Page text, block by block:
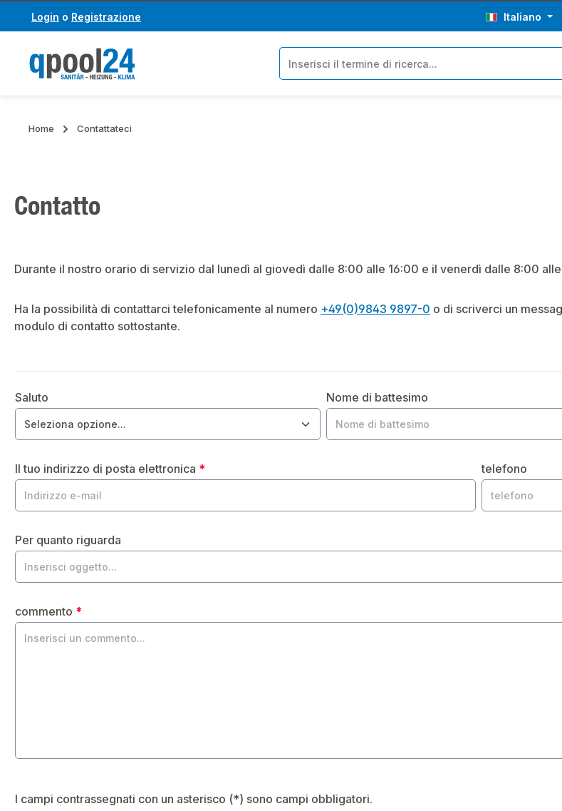
al contenuto principale
Salta alla ricerca
Login o Registrazione Italiano
Home Contattateci
Contatto
Durante il nostro orario di servizio dal lunedì al giovedì dalle 8:00 alle 16:00 e il venerdì dalle 8:00
Ha la possibilità di contattarci telefonicamente al numero +49(0)9843 9897-0 o di scriverci un
modulo di contatto sottostante.
Saluto Nome di battesimo
Il tuo indirizzo di posta elettronica * telefono
Per quanto riguarda
commento *
I campi contrassegnati con un asterisco (*) sono campi obbligatori.